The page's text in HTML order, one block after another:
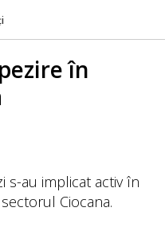
în
s-au implicat activ în
Ciocana.